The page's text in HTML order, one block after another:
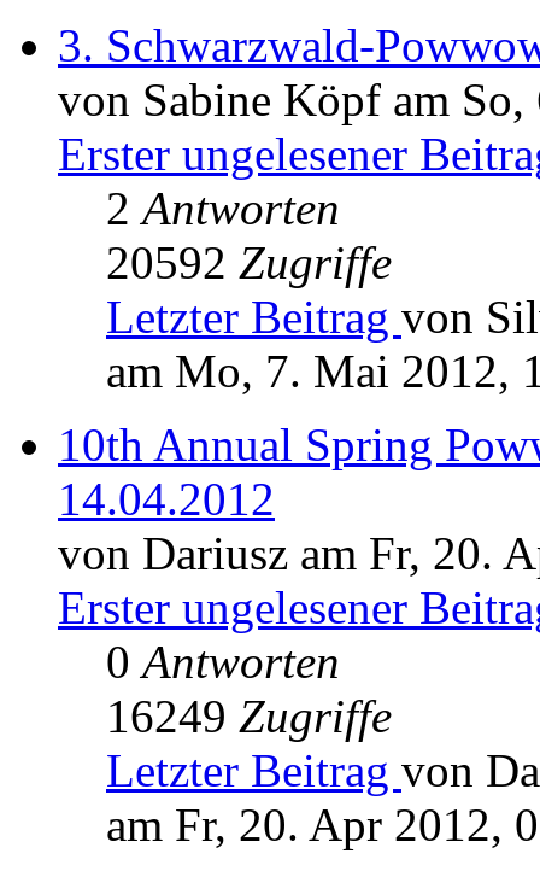
3. Schwarzwald-
von Sabine Köpf am
Erster ungelesener
2Antworten
20592 Zugriffe
Letzter Beitrag von
am Mo, 7. Mai 2012,
10th Annual Spring
14.04.2012
von Dariusz am Fr, 20.
Erster ungelesener
0Antworten
16249 Zugriffe
Letzter Beitrag von
am Fr, 20. Apr 2012,